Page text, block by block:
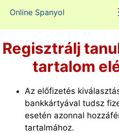
tartalomba
Online Spanyol
Regisztrálj
tartalom
Az előfizetés
bankkártyával tudsz
esetén azonnal
tartalmához.